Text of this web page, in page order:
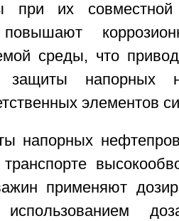
при их
повышают
среды, что
защиты напорных
элементов
напорных
применяют